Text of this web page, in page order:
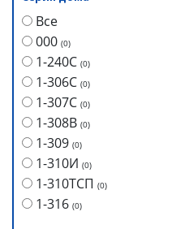
Все
000 (0)
1-240С (0)
1-306С (0)
1-307С (0)
1-308В (0)
1-309 (0)
1-310И (0)
1-310ТСП (0)
1-316 (0)